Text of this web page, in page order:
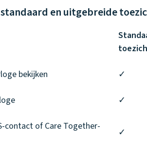
standaard en uitgebreide
bekijken ✓
✓
contact of Care Together-
✓